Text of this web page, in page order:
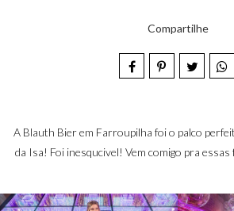
Compartilhe
A Blauth Bier em Farroupilha foi o palco
da Isa! Foi inesqucivel! Vem comigo pra